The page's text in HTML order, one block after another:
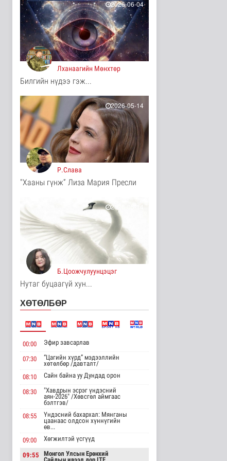
Мал угаалгын ажил
үргэлжилж байна
Нийгэм
3 цаг 53 минутын өмнө
Хогноос эрчим хүч
үйлдвэрлэх үйлдвэр 34
МВт-ын х..
3 цаг 11 минутын өмнө
Монелийн гудамжны
авто замыг өнөөдрөөс
хааж, зас..
Нийгэм
3 цаг 16 минутын өмнө
3613 иргэн өртөж, 118
4 цаг 32 минутын өмнө
Цөмийн эрчим хүчний
хөрөнгө оруулалтыг
2050 он х..
4 цаг 35 минутын өмнө
НТТТ: 11:00-16:00
Эрүүл мэнд
4 цаг 53 минутын өмнө
мэндэлсний 120
жилийн ойд зориулс..
Танин мэдэхүй
4 цаг 59 минутын өмнө
Хүннүгийн язгууртны
оршуулгын дурсгалт
Танин мэдэхүй
улстай хөдөө аж ахуйн
2026-06-04
Лханаагийн Мөнхтөр
Билгийн нүдээ гэж...
2026-05-14
Р.Слава
"Хааны гүнж” Лиза Мария Пресли
2026-05-14
Б.Цоожчулуунцэцэг
Нутаг буцаагүй хун...
ХӨТӨЛБӨР
00:00 Эфир завсарлав
07:30
“Цагийн хүрд” мэдээллийн
хөтөлбөр /давталт/
08:10
Сайн байна уу Дундад орон
08:30
"Хавдрын эсрэг үндэсний
аян-2026" /Хөвсгөл аймгаас
бэлтгэв/
08:55
Үндэсний бахархал: Мянганы
цаанаас олдсон хүннүгийн
өв...
09:00
Хөгжилтэй үсгүүд
09:55
Монгол Улсын Ерөнхий